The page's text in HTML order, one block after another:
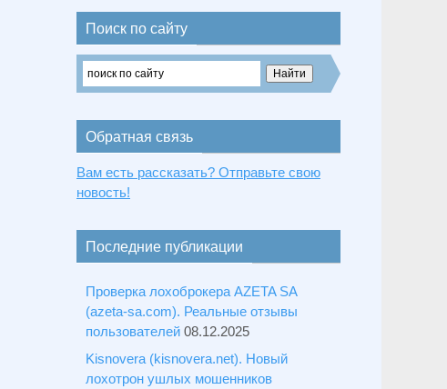
Поиск по сайту
Обратная связь
Вам есть рассказать? Отправьте свою
новость!
Последние публикации
Проверка лохоброкера AZETA SA
(azeta-sa.com). Реальные отзывы
пользователей 08.12.2025
Kisnovera (kisnovera.net). Новый
лохотрон ушлых мошенников